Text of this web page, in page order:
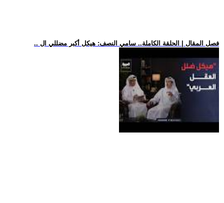
.. فصل المقال | الحلقة الكاملة.. سامي النصف: هيكل أكبر مضللي ال